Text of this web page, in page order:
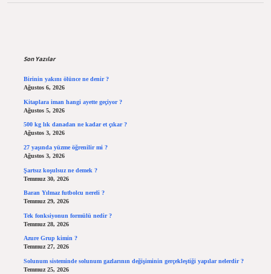
Son Yazılar
Birinin yakını ölünce ne denir ?
Ağustos 6, 2026
Kitaplara iman hangi ayette geçiyor ?
Ağustos 5, 2026
500 kg lık danadan ne kadar et çıkar ?
Ağustos 3, 2026
27 yaşında yüzme öğrenilir mi ?
Ağustos 3, 2026
Şartsız koşulsuz ne demek ?
Temmuz 30, 2026
Baran Yılmaz futbolcu nereli ?
Temmuz 29, 2026
Tek fonksiyonun formülü nedir ?
Temmuz 28, 2026
Azure Grup kimin ?
Temmuz 27, 2026
Solunum sisteminde solunum gazlarının değişiminin gerçekleştiği yapılar nelerdir ?
Temmuz 25, 2026